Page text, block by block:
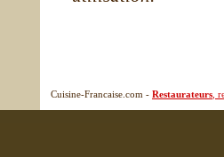
Cuisine-Francaise.com - Restaurateurs ,